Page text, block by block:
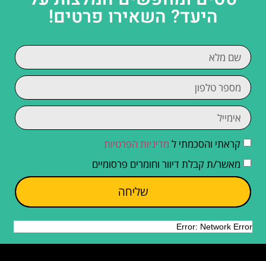
היעד? השאירו פרטים!
קראתי והסכמתי ל מדיניות הפרטיות
מאשר/ת קבלת דיוור וחומרים פרסומיים
שליחה